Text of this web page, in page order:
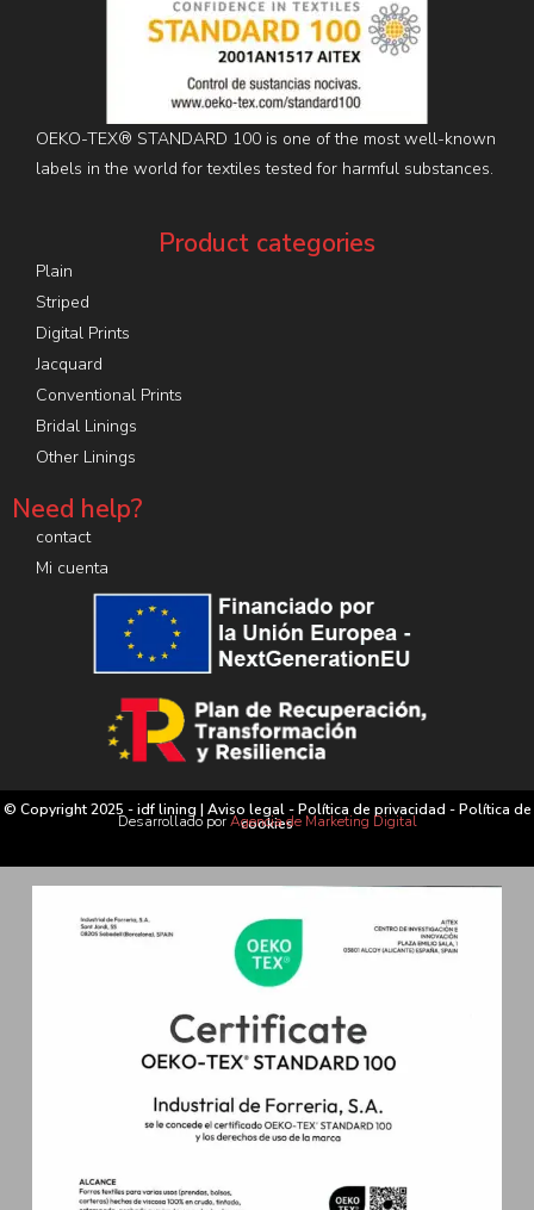
OEKO-TEX® STANDARD 100 is one of the most well-known
labels in the world for textiles tested for harmful substances.
Product categories
Plain
Striped
Digital Prints
Jacquard
Conventional Prints
Bridal Linings
Other Linings
Need help?
contact
Mi cuenta
© Copyright 2025 - idf lining | Aviso legal-Política de privacidad -Política de
cookies
Desarrollado porAgencia de Marketing Digital